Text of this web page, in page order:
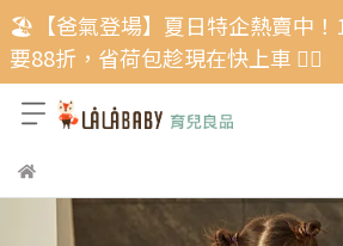
🏖️【爸氣登場】夏日特企熱賣中！
要88折，省荷包趁現在快上車 🏃‍♂️